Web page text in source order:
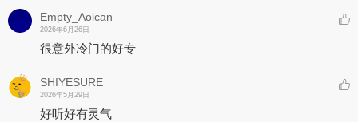
Empty_Aoican
2026年6月26日
很意外冷门的好专
SHIYESURE
2026年5月29日
好听好有灵气